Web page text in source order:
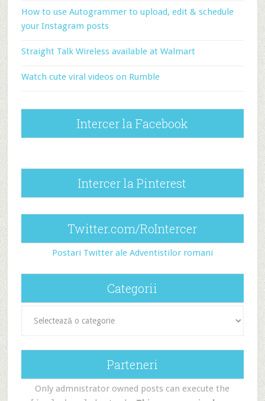
How to use Autogrammer to upload, edit & schedule
your Instagram posts
Straight Talk Wireless available at Walmart
Watch cute viral videos on Rumble
Intercer la Facebook
Intercer la Pinterest
Twitter.com/RoIntercer
Postari Twitter ale Adventistilor romani
Categorii
Parteneri
Only admnistrator owned posts can execute the